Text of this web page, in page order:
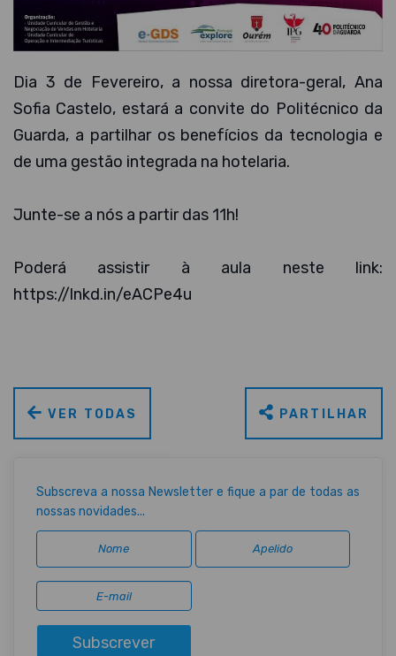
Dia 3 de Fevereiro, a nossa diretora-geral, Ana
Sofia Castelo, estará a convite do Politécnico da
Guarda, a partilhar os benefícios da tecnologia e
de uma gestão integrada na hotelaria.
Junte-se a nós a partir das 11h!
Poderá assistir à aula neste link:
https://lnkd.in/eACPe4u
VER TODAS PARTILHAR
Subscreva a nossa Newsletter e fique a par de todas as
nossas novidades...
Subscrever